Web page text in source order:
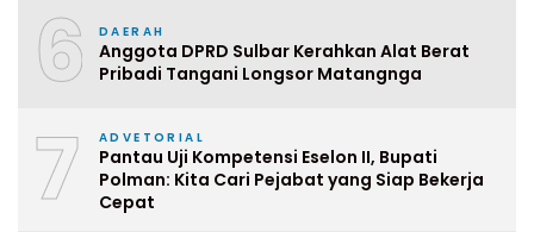
6 DAERAH
Anggota DPRD Sulbar Kerahkan Alat Berat
Pribadi Tangani Longsor Matangnga
7 ADVETORIAL
Pantau Uji Kompetensi Eselon II, Bupati
Polman: Kita Cari Pejabat yang Siap Bekerja
Cepat